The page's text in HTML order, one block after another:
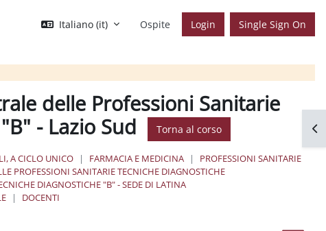
Italiano ‎(it)‎ Ospite Login Single Sign On
delle Professioni Sanitarie
- Lazio Sud
Torna al corso
A CICLO UNICO FARMACIA E MEDICINA
PROFESSIONI SANITARIE
PROFESSIONI SANITARIE TECNICHE DIAGNOSTICHE
DIAGNOSTICHE "B" - SEDE DI LATINA
DOCENTI